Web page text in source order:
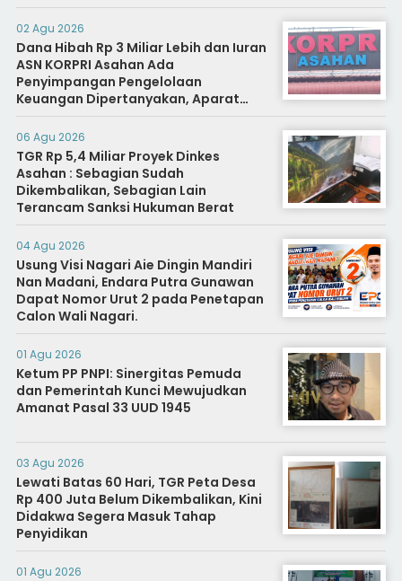
02 Agu 2026
Dana Hibah Rp 3 Miliar Lebih dan Iuran
ASN KORPRI Asahan Ada
Penyimpangan Pengelolaan
Keuangan Dipertanyakan, Aparat
Diminta Segera Usut
06 Agu 2026
TGR Rp 5,4 Miliar Proyek Dinkes
Asahan : Sebagian Sudah
Dikembalikan, Sebagian Lain
Terancam Sanksi Hukuman Berat
04 Agu 2026
Usung Visi Nagari Aie Dingin Mandiri
Nan Madani, Endara Putra Gunawan
Dapat Nomor Urut 2 pada Penetapan
Calon Wali Nagari.
01 Agu 2026
Ketum PP PNPI: Sinergitas Pemuda
dan Pemerintah Kunci Mewujudkan
Amanat Pasal 33 UUD 1945
03 Agu 2026
Lewati Batas 60 Hari, TGR Peta Desa
Rp 400 Juta Belum Dikembalikan, Kini
Didakwa Segera Masuk Tahap
Penyidikan
01 Agu 2026